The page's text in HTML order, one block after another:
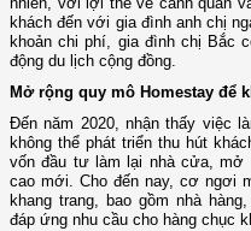
khách đến với gia đình anh chị
khoản chi phí, gia đình chị Bắc
động du lịch cộng đồng.
Mở rộng quy mô Homestay để
Đến năm 2020, nhận thấy việc
không thể phát triển thu hút
vốn đầu tư làm lại nhà cửa, mở
cao mới. Cho đến nay, cơ ngơi
khang trang, bao gồm nhà
đáp ứng nhu cầu cho hàng chục